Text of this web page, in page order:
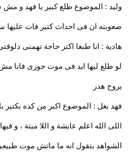
وليد : الموضوع طلع كبير يا فهد و مش
صعوبته ان فى احداث كتير فات عليها
هادية : انا طبعا اكتر حاجة تهمنى
لو طلع ليها ايد فى موت جوزى فانا
يروح هدر
فهد بغل : الموضوع اكبر من كده بكتير
اللى الله اعلم عايشة و اللا ميتة ، و
الشواهد بتقول انه ما ماتش موت